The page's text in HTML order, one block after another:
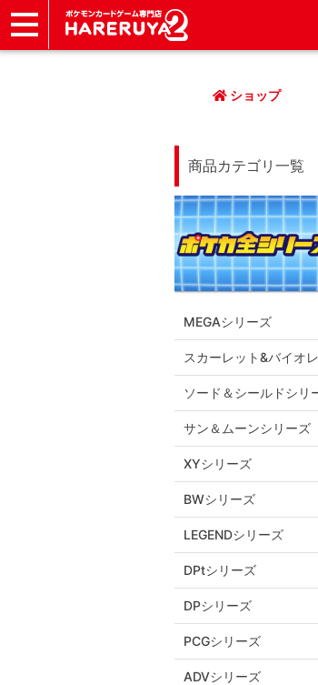
ショップ
商品カテゴリ一覧
MEGAシリーズ
スカーレット&バイオ
ソード＆シールドシリ
サン＆ムーンシリーズ
XYシリーズ
BWシリーズ
LEGENDシリーズ
DPtシリーズ
DPシリーズ
PCGシリーズ
ADVシリーズ